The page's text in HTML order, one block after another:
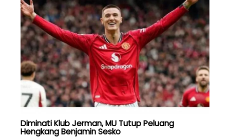
Diminati Klub Jerman, MU Tutup Peluang
Hengkang Benjamin Sesko